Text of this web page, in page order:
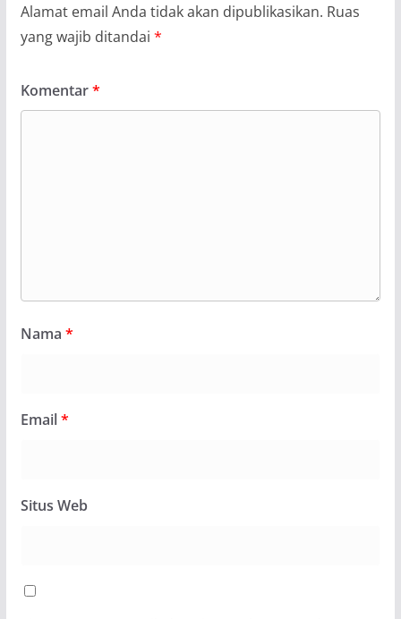
Alamat email Anda tidak akan dipublikasikan. Ruas
yang wajib ditandai *
Komentar*
Nama *
Email*
Situs Web